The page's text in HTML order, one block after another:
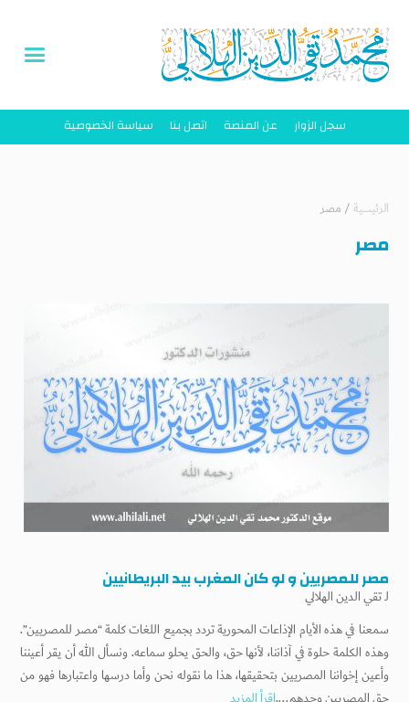
سجل الزوار عن المنصة اتصل بنا سياسة الخصوصية
الرئيسية/ مصر
مصر
مصر للمصريين و لو كان المغرب بيد البريطانيين
لـتقي الدين الهلالي
سمعنا في هذه الأيام الإذاعات المحورية تردد بجميع اللغات كلمة “مصر للمصريين”.
وهذه الكلمة حلوة في آذاننا، لأنها حق، والحق يحلو سماعه. ونسأل الله أن يقر أعيننا
وأعين إخواننا المصريين بتحقيقها، هذا ما نقوله نحن وأما درسها واعتبارها فهو من